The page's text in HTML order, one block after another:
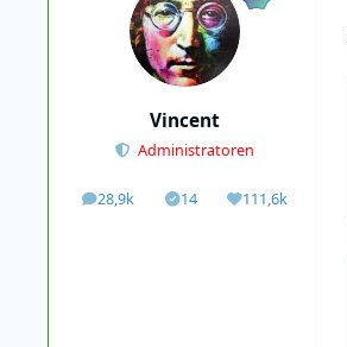
Vincent
Administratoren
28,9k
berichten 14
Solutions111,6k
Waardering